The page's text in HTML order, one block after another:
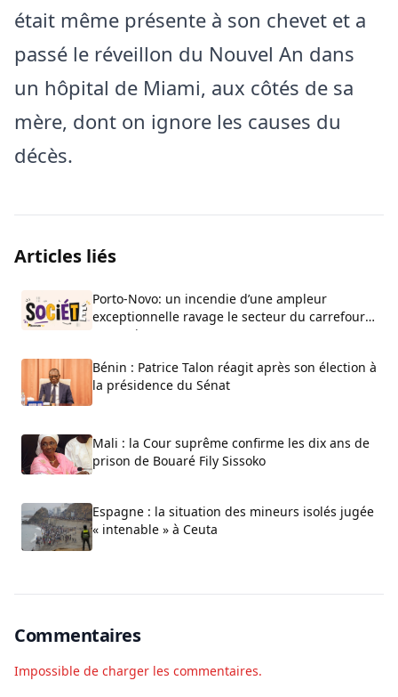
était même présente à son chevet et a
passé le réveillon du Nouvel An dans
un hôpital de Miami, aux côtés de sa
mère, dont on ignore les causes du
décès.
Articles liés
Porto-Novo: un incendie d’une ampleur
exceptionnelle ravage le secteur du carrefour
Beau-Rivage
Bénin : Patrice Talon réagit après son élection à
la présidence du Sénat
Mali : la Cour suprême confirme les dix ans de
prison de Bouaré Fily Sissoko
Espagne : la situation des mineurs isolés jugée
« intenable » à Ceuta
Commentaires
Impossible de charger les commentaires.